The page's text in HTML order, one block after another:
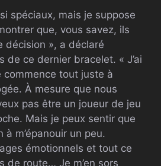
spéciaux, mais je suppose
que, vous savez, ils
décision », a déclaré
de ce dernier bracelet. « J’ai
commence tout juste à
À mesure que nous
pas être un joueur de jeu
Mais je peux sentir que
m’épanouir un peu.
émotionnels et tout ce
de route… Je m’en sors